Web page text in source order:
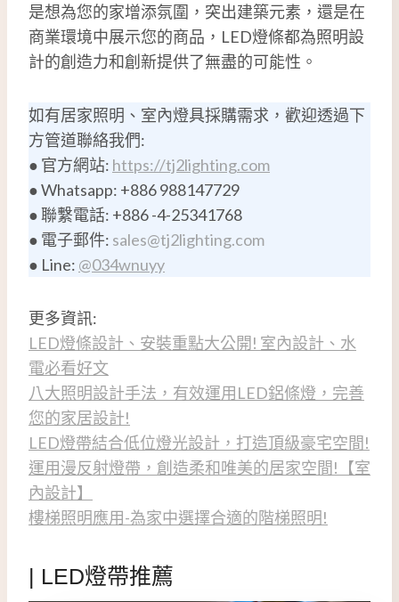
是想為您的家增添氛圍，突出建築元素，還是在
商業環境中展示您的商品，LED燈條都為照明設
計的創造力和創新提供了無盡的可能性。
如有居家照明、室內燈具採購需求，歡迎透過下
方管道聯絡我們:
● 官方網站: https://tj2lighting.com
● Whatsapp: +886 988147729
● 聯繫電話: +886 -4-25341768
● 電子郵件: sales@tj2lighting.com
● Line: @034wnuyy
更多資訊:
LED燈條設計、安裝重點大公開! 室內設計、水
電必看好文
八大照明設計手法，有效運用LED鋁條燈，完善
您的家居設計!
LED燈帶結合低位燈光設計，打造頂級豪宅空間!
運用漫反射燈帶，創造柔和唯美的居家空間!【室
內設計】
樓梯照明應用-為家中選擇合適的階梯照明!
| LED燈帶推薦